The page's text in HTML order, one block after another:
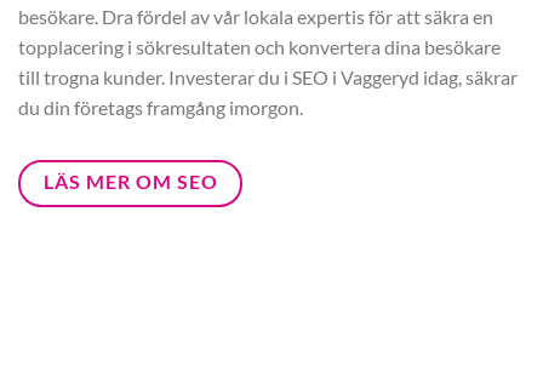
besökare. Dra fördel av vår lokala expertis för att säkra en
topplacering i sökresultaten och konvertera dina besökare
till trogna kunder. Investerar du i SEO i Vaggeryd idag, säkrar
du din företags framgång imorgon.
LÄS MER OM SEO